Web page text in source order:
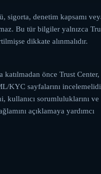
sigorta, denetim kapsamı
Bu tür bilgiler yalnızca
dikkate alınmalıdır.
katılmadan önce Trust Center,
KYC sayfalarını
sorumluluklarını ve
açıklamaya yardımcı